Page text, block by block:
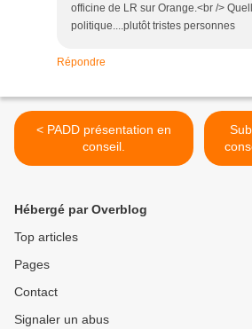
officine de LR sur Orange.<br />
politique....plutôt tristes personnes
Répondre
< PADD présentation en
conseil.
Hébergé par Overblog
Top articles
Pages
Contact
Signaler un abus